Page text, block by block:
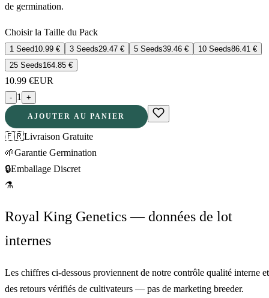
de germination.
Choisir la Taille du Pack
1 Seed10.99 € 3 Seeds29.47 € 5 Seeds39.46 € 10 Seeds86.41 €
25 Seeds164.85 €
10.99 €EUR
- 1 +
AJOUTER AU PANIER
🇫🇷Livraison Gratuite
🌱Garantie Germination
🔒Emballage Discret
⚗
Royal King Genetics — données de lot
internes
Les chiffres ci-dessous proviennent de notre contrôle qualité interne et
des retours vérifiés de cultivateurs — pas de marketing breeder.